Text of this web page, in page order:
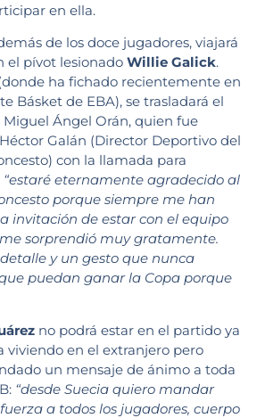
en ella.
de los doce jugadores, viajará
el pívot lesionado Willie Galick.
ha fichado recientemente en
Básket de EBA), se trasladará el
Ángel Orán, quien fue
Galán (Director Deportivo del
con la llamada para
“estaré eternamente agradecido al
porque siempre me han
invitación de estar con el equipo
sorprendió muy gratamente.
y un gesto que nunca
puedan ganar la Copa porque
no podrá estar en el partido ya
viviendo en el extranjero pero
un mensaje de ánimo a toda
“desde Suecia quiero mandar
a todos los jugadores, cuerpo